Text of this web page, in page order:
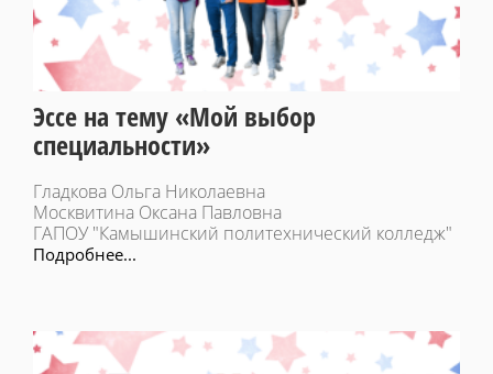
Эссе на тему «Мой выбор
специальности»
Гладкова Ольга Николаевна
Москвитина Оксана Павловна
ГАПОУ "Камышинский политехнический колледж"
Подробнее...